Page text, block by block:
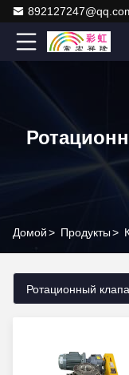
Домой> Продукты>
Ротационный